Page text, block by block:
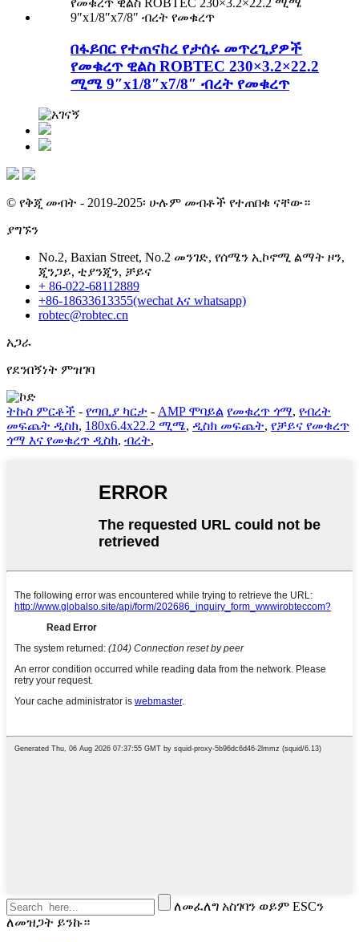
በፋይበር የተጠናከረ የታሰሩ መጥረጊያዎች
የመቁረጥ ዊልስ ROBTEC 230×3.2×22.2
ሚሜ 9″x1/8″x7/8″ ብረት የመቁረጥ
© የቅጂ መብት - 2019-2025፡ ሁሉም መብቶች የተጠበቁ ናቸው።
ያግኙን
No.2, Baxian Street, No.2 መንገድ, የሰሜን ኢኮኖሚ ልማት ዞን,
ጂንጋይ, ቲያንጂን, ቻይና
+ 86-022-68112889
+86-18633613355(wechat እና whatsapp)
robtec@robtec.cn
አጋራ
የደንበኝነት ምዝገባ
ትኩስ ምርቶች - የጣቢያ ካርታ - AMP ሞባይል የመቁረጥ ጎማ, የብረት
መፍጨት ዲስክ, 180x6.4x22.2 ሚሜ, ዲስክ መፍጨት, የቻይና የመቁረጥ
ጎማ እና የመቁረጥ ዲስክ, ብረት,
ለመፈለግ አስገባን ወይም ESCን
ለመዝጋት ይንኩ።